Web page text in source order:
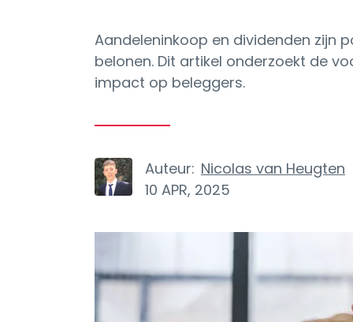
Aandeleninkoop en dividenden zijn
belonen. Dit artikel onderzoekt de
impact op beleggers.
Auteur: Nicolas van Heugten
10 APR, 2025